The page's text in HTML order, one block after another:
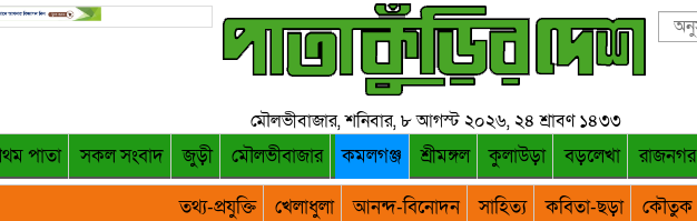
মৌলভীবাজার, শনিবার, ৮ আগস্ট ২০২৬, ২৪ শ্রাবণ ১৪৩৩
পাতা সকল সংবাদ জুড়ী মৌলভীবাজার কমলগঞ্জ শ্রীমঙ্গল কুলাউড়া বড়লেখা রাজনগর
তথ্য-প্রযুক্তি
খেলাধুলা আনন্দ-বিনোদন সাহিত্য কবিতা-ছড়া কৌতুক